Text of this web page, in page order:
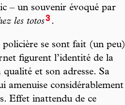
– un souvenir évoqué par
les totos3 .
se sont fait (un peu)
figurent l’identité de la
et son adresse. Sa
amenuise considérablement
Effet inattendu de ce